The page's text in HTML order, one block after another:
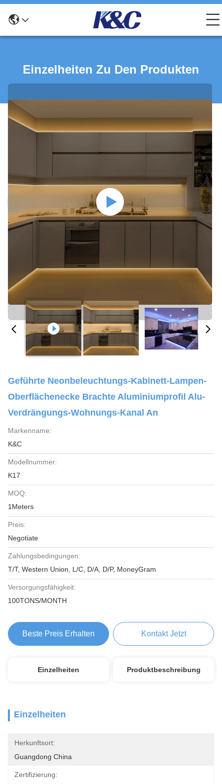
Einzelheiten Zu Den Produkten
Geführte Neonbeleuchtungs-Kabinett-Lampen-
Oberflächenecke Brachte Aluminiumprofil Alu-
Verdrängungs-Wohnungs-Kanal An
Markenname:
K&C
Modellnummer:
K17
MOQ:
1Meters
Preis:
Negotiate
Zahlungsbedingungen:
T/T, Western Union, L/C, D/A, D/P, MoneyGram
Versorgungsfähigkeit:
100TONS/MONTH
Beste Preis Erhalten Kontakt Jetzt
Einzelheiten Produktbeschreibung
Einzelheiten
Herkunftsort:
Guangdong China
Zertifizierung: